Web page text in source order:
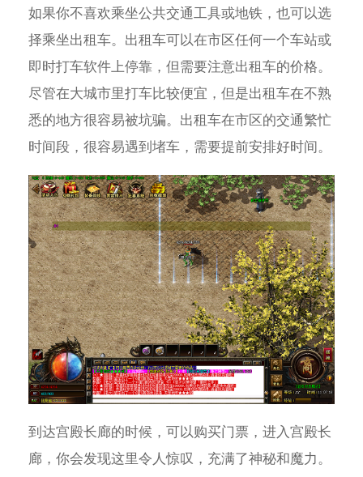
如果你不喜欢乘坐公共交通工具或地铁，也可以选
择乘坐出租车。出租车可以在市区任何一个车站或
即时打车软件上停靠，但需要注意出租车的价格。
尽管在大城市里打车比较便宜，但是出租车在不熟
悉的地方很容易被坑骗。出租车在市区的交通繁忙
时间段，很容易遇到堵车，需要提前安排好时间。
到达宫殿长廊的时候，可以购买门票，进入宫殿长
廊，你会发现这里令人惊叹，充满了神秘和魔力。